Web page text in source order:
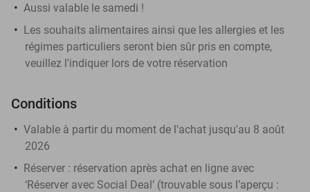
Aussi valable le samedi !
Les souhaits alimentaires ainsi que les allergies et les
régimes particuliers seront bien sûr pris en compte,
veuillez l'indiquer lors de votre réservation
Conditions
Valable à partir du moment de l'achat jusqu'au 8 août
2026
Réserver : réservation après achat en ligne avec
‘Réserver avec Social Deal’ (trouvable sous l’aperçu :